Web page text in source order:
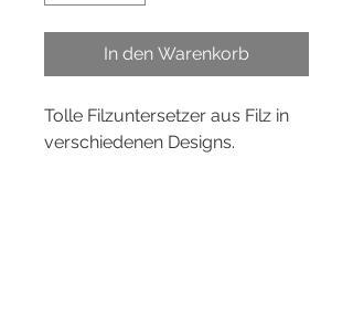
In den Warenkorb
Tolle Filzuntersetzer aus Filz in
verschiedenen Designs.